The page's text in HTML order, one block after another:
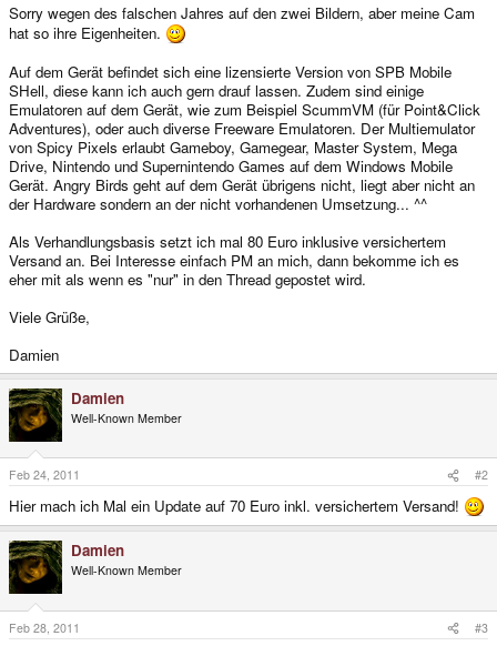
Sorry wegen des falschen Jahres auf den zwei Bildern, aber meine Cam
hat so ihre Eigenheiten.
Auf dem Gerät befindet sich eine lizensierte Version von SPB Mobile
SHell, diese kann ich auch gern drauf lassen. Zudem sind einige
Emulatoren auf dem Gerät, wie zum Beispiel ScummVM (für Point&Click
Adventures), oder auch diverse Freeware Emulatoren. Der Multiemulator
von Spicy Pixels erlaubt Gameboy, Gamegear, Master System, Mega
Drive, Nintendo und Supernintendo Games auf dem Windows Mobile
Gerät. Angry Birds geht auf dem Gerät übrigens nicht, liegt aber nicht an
der Hardware sondern an der nicht vorhandenen Umsetzung... ^^
Als Verhandlungsbasis setzt ich mal 80 Euro inklusive versichertem
Versand an. Bei Interesse einfach PM an mich, dann bekomme ich es
eher mit als wenn es "nur" in den Thread gepostet wird.
Viele Grüße,
Damien
Damien
Well-Known Member
Feb 24, 2011 #2
Hier mach ich Mal ein Update auf 70 Euro inkl. versichertem Versand!
Damien
Well-Known Member
Feb 28, 2011 #3